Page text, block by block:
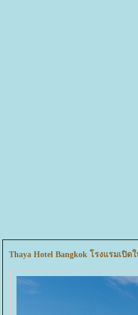
Thaya Hotel Bangkok โรงแรมเปิ